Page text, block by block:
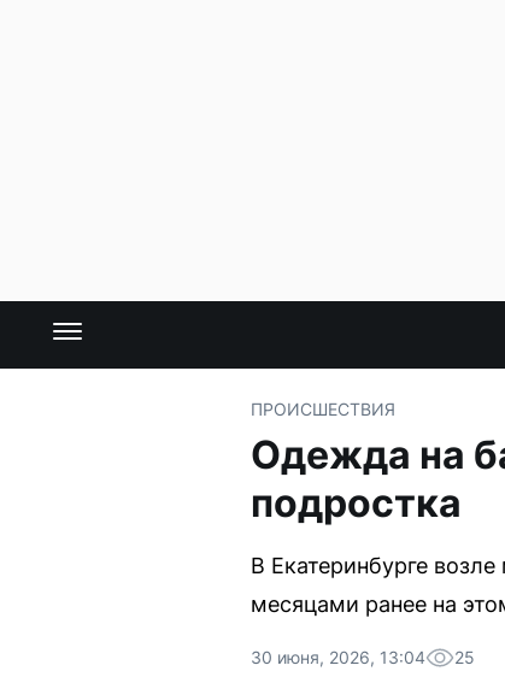
ПРОИСШЕСТВИЯ
Одежда на
подростка
В Екатеринбурге
месяцами ранее на
30 июня, 2026, 13:04 25